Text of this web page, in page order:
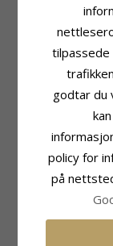
Øredobber
8 Karat
Overflate: Blank
Leveringstid
Leveringstid:
MEST
tilpassede
godtar du
policy for
på